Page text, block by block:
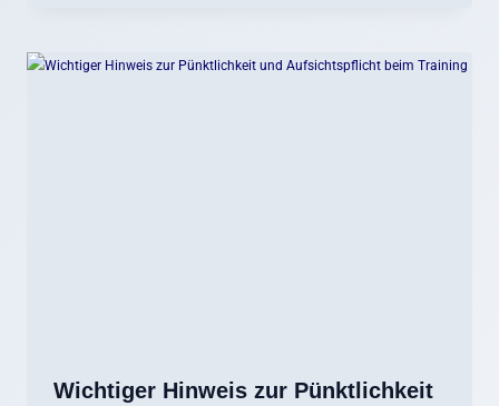
Wichtiger Hinweis zur Pünktlichkeit